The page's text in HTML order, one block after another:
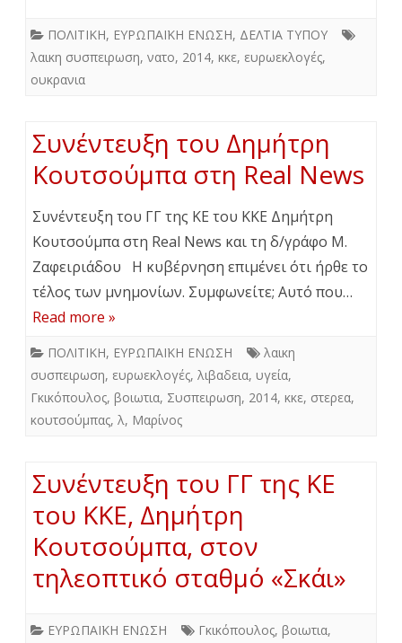
ΠΟΛΙΤΙΚΗ, ΕΥΡΩΠΑΪΚΗ ΕΝΩΣΗ, ΔΕΛΤΙΑ ΤΥΠΟΥ
λαικη συσπειρωση, νατο, 2014, κκε, ευρωεκλογές,
ουκρανια
Συνέντευξη του Δημήτρη
Κουτσούμπα στη Real News
Συνέντευξη του ΓΓ της ΚΕ του ΚΚΕ Δημήτρη
Κουτσούμπα στη Real News και τη δ/γράφο Μ.
Ζαφειριάδου Η κυβέρνηση επιμένει ότι ήρθε το
τέλος των μνημονίων. Συμφωνείτε; Αυτό που…
Read more »
ΠΟΛΙΤΙΚΗ, ΕΥΡΩΠΑΪΚΗ ΕΝΩΣΗ
λαικη
συσπειρωση, ευρωεκλογές, λιβαδεια, υγεία,
Γκικόπουλος, βοιωτια, Συσπειρωση, 2014, κκε, στερεα,
κουτσούμπας, λ, Μαρίνος
Συνέντευξη του ΓΓ της ΚΕ
του ΚΚΕ, Δημήτρη
Κουτσούμπα, στον
τηλεοπτικό σταθμό «Σκάι»
ΕΥΡΩΠΑΪΚΗ ΕΝΩΣΗ Γκικόπουλος, βοιωτια,